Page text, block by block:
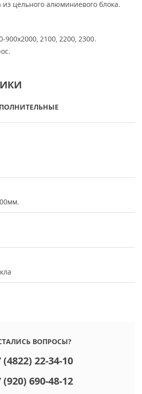
из цельного алюминиевого блока.
900х2000, 2100, 2200, 2300.
ВОПРОСЫ?
(4822) 22-34-10
(920) 690-48-12